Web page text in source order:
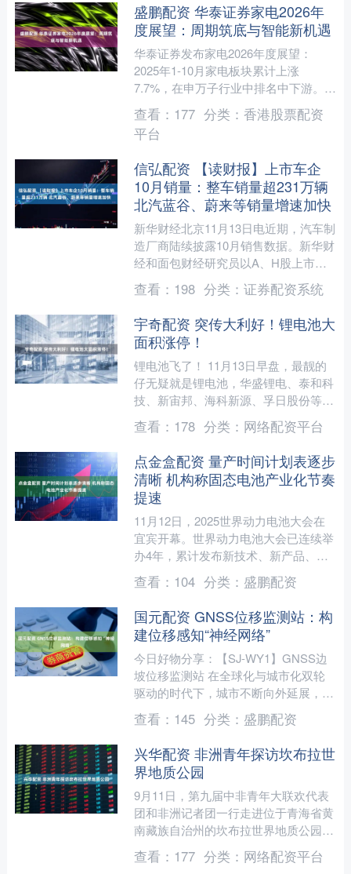
盛鹏配资 华泰证券家电2026年
度展望：周期筑底与智能新机遇
华泰证券发布家电2026年度展望：
2025年1-10月家电板块累计上涨
7.7%，在申万子行业中排名中下游。本
轮周期中，家电社零受补贴拉动，但边
际增速逐步弱化，出....
查看： 177 分类： 香港股票配资
平台
信弘配资 【读财报】上市车企
10月销量：整车销量超231万辆
北汽蓝谷、蔚来等销量增速加快
新华财经北京11月13日电近期，汽车制
造厂商陆续披露10月销售数据。新华财
经和面包财经研究员以A、H股上市的
主要汽车厂商披露的月度销售数据公
告，分别统计其整车、....
查看： 198 分类： 证券配资系统
宇奇配资 突传大利好！锂电池大
面积涨停！
锂电池飞了！ 11月13日早盘，最靓的
仔无疑就是锂电池，华盛锂电、泰和科
技、新宙邦、海科新源、孚日股份等全
线飙涨。 值得一提的是，涨停及涨幅
超过10%的个股一度....
查看： 178 分类： 网络配资平台
点金盒配资 量产时间计划表逐步
清晰 机构称固态电池产业化节奏
提速
11月12日，2025世界动力电池大会在
宜宾开幕。世界动力电池大会已连续举
办4年，累计发布新技术、新产品、新
应用600余项，签约重大项目200余个、
总投资近30....
查看： 104 分类： 盛鹏配资
国元配资 GNSS位移监测站：构
建位移感知“神经网络”
今日好物分享：【SJ-WY1】GNSS边
坡位移监测站 在全球化与城市化双轮
驱动的时代下，城市不断向外延展，然
而，在这之下，城市安全却潜藏着诸多
危机，随时可能掀起....
查看： 145 分类： 盛鹏配资
兴华配资 非洲青年探访坎布拉世
界地质公园
9月11日，第九届中非青年大联欢代表
团和非洲记者团一行走进位于青海省黄
南藏族自治州的坎布拉世界地质公园，
观赏由丹霞地貌与李家峡水库构成的高
峡平湖、丹山碧水等景观....
查看： 177 分类： 网络配资平台